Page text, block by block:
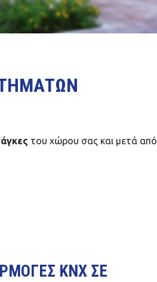
του χώρου σας και μετά από
KNX ΣΕ